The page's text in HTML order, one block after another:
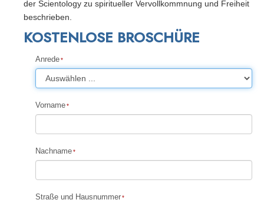
der Scientology zu spiritueller Vervollkommnung und Freiheit
beschrieben.
KOSTENLOSE BROSCHÜRE
Anrede
Vorname
Nachname
Straße und Hausnummer